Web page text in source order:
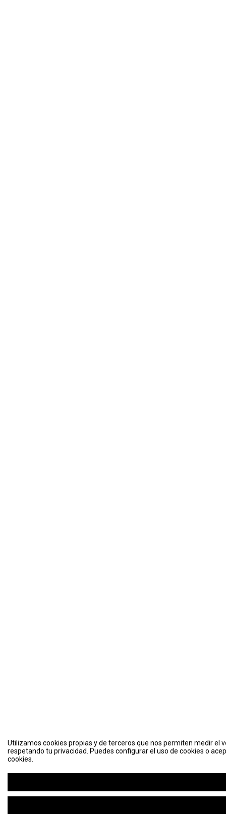
Utilizamos cookies propias y de terceros que nos permiten medir el
respetando tu privacidad. Puedes configurar el uso de cookies o
cookies.